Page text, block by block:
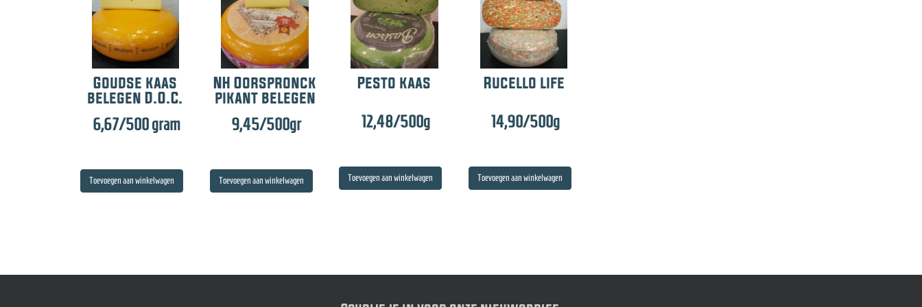
Goudse kaas
belegen D.O.C.
6,67/500 gram
Toevoegen aan winkelwagen
NH Oorspronck
pikant belegen
9,45/500gr
Toevoegen aan winkelwagen
Pesto kaas
12,48/500g
Toevoegen aan winkelwagen
Rucello life
14,90/500g
Toevoegen aan winkelwagen